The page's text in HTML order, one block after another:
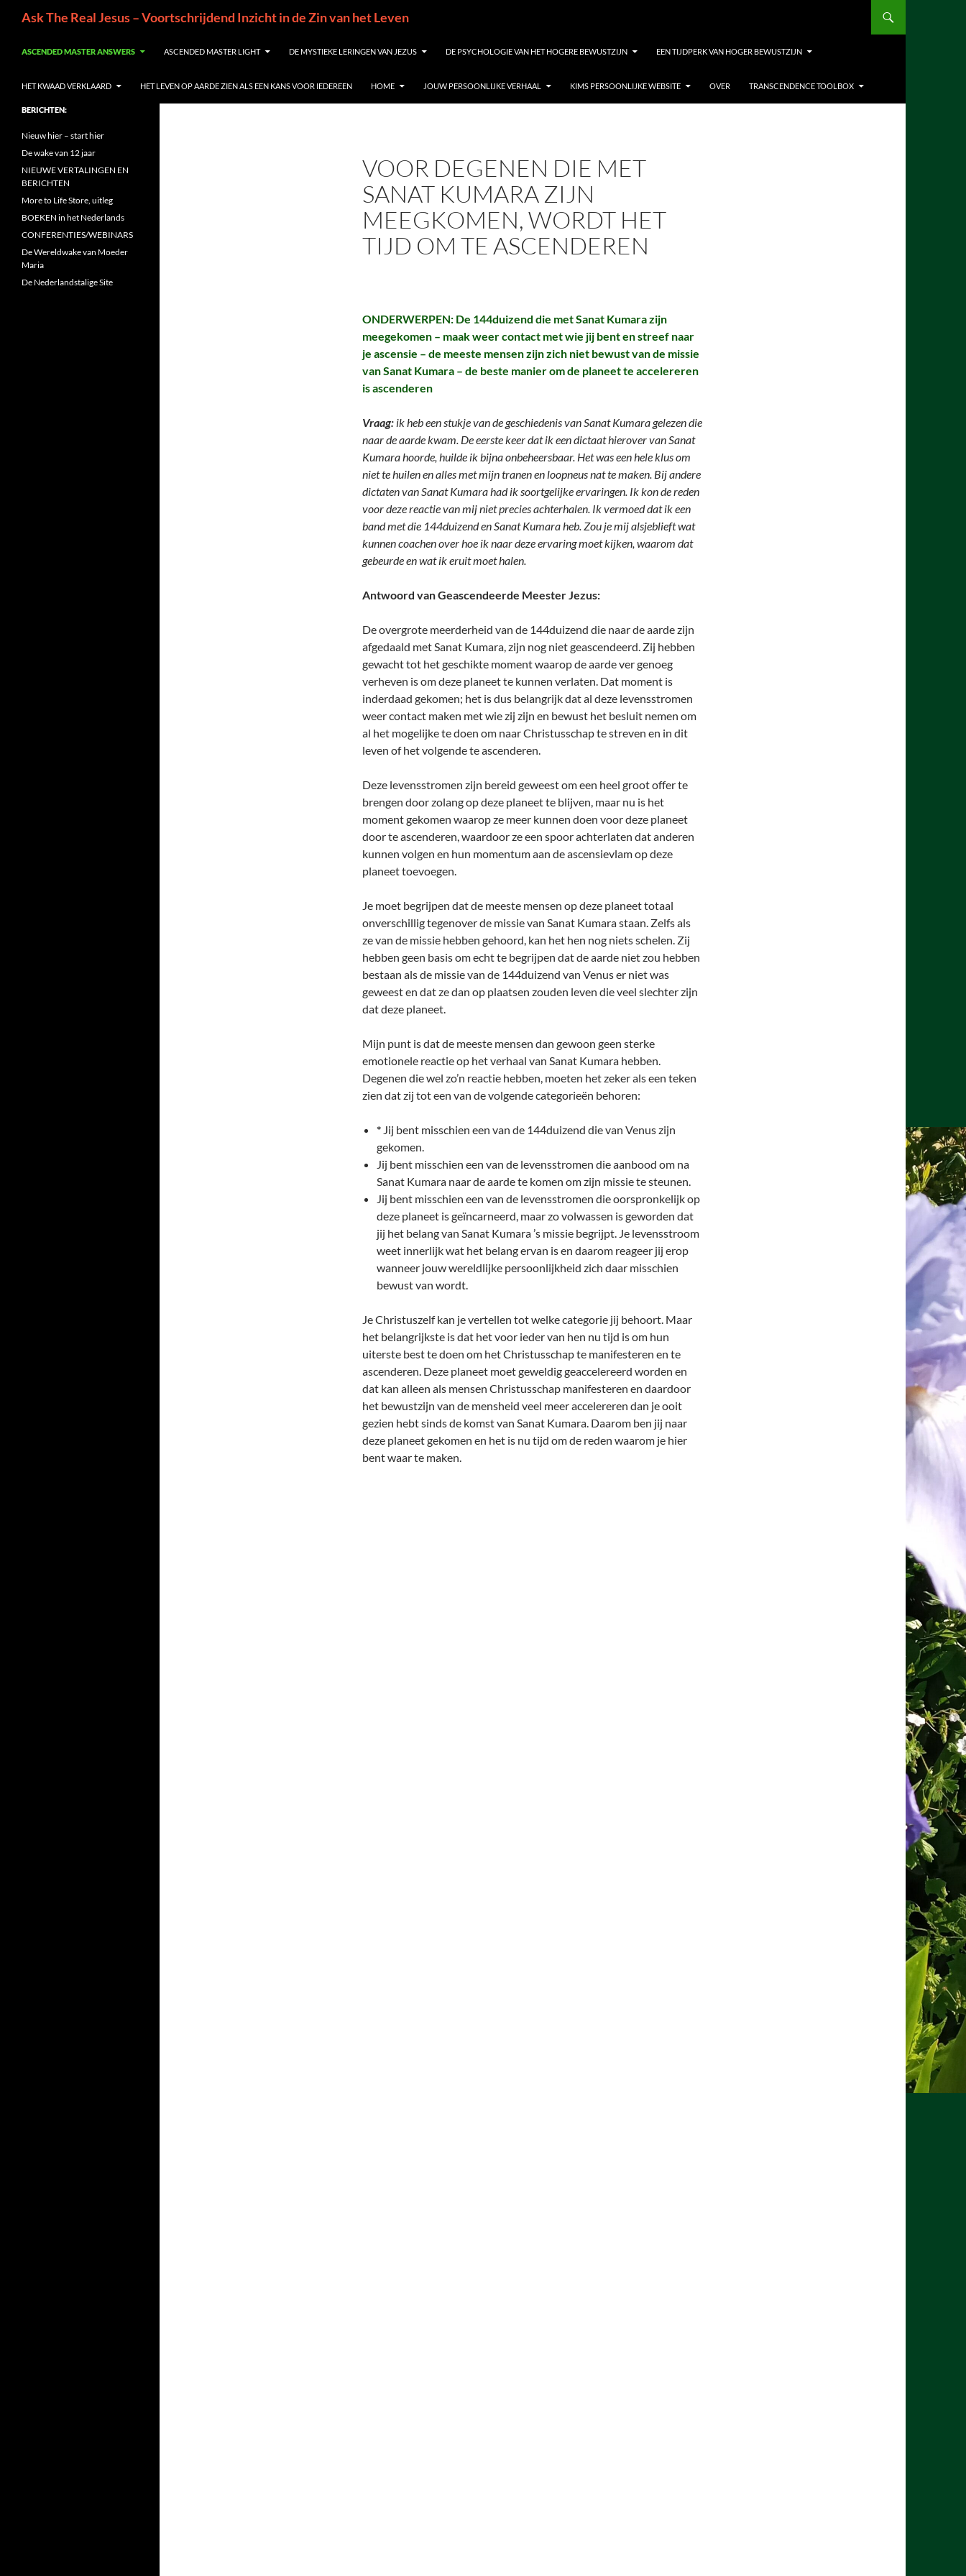
inhoud
Ask The Real Jesus – Voortschrijdend Inzicht in de Zin van het Leven
ASCENDED MASTER ANSWERS ASCENDED MASTER LIGHT DE MYSTIEKE LERINGEN VAN JEZUS DE PSYCHOLOGIE VAN HET HOGERE BEWUSTZIJN EEN TIJDPERK VAN HOGER BEWUSTZIJN
HET KWAAD VERKLAARD HET LEVEN OP AARDE ZIEN ALS EEN KANS VOOR IEDEREEN HOME JOUW PERSOONLIJKE VERHAAL KIMS PERSOONLIJKE WEBSITE OVER TRANSCENDENCE TOOLBOX
VOOR DEGENEN DIE MET
SANAT KUMARA ZIJN
MEEGKOMEN, WORDT HET
TIJD OM TE ASCENDEREN
ONDERWERPEN: De 144duizend die met Sanat Kumara zijn
meegekomen – maak weer contact met wie jij bent en streef naar
je ascensie – de meeste mensen zijn zich niet bewust van de missie
van Sanat Kumara – de beste manier om de planeet te accelereren
is ascenderen
Vraag: ik heb een stukje van de geschiedenis van Sanat Kumara gelezen die
naar de aarde kwam. De eerste keer dat ik een dictaat hierover van Sanat
Kumara hoorde, huilde ik bijna onbeheersbaar. Het was een hele klus om
niet te huilen en alles met mijn tranen en loopneus nat te maken. Bij andere
dictaten van Sanat Kumara had ik soortgelijke ervaringen. Ik kon de reden
voor deze reactie van mij nietpreciesachterhalen. Ik vermoed dat ik een
band met die 144duizend en Sanat Kumara heb. Zou je mij alsjeblieft wat
kunnen coachen over hoe ik naar deze ervaring moet kijken, waarom dat
gebeurde en wat ik eruit moet halen.
Antwoord van Geascendeerde Meester Jezus:
De overgrote meerderheid van de 144duizend die naar de aarde zijn
afgedaald met Sanat Kumara, zijn nog niet geascendeerd. Zij hebben
gewacht tot het geschikte moment waarop de aarde ver genoeg
verheven is om deze planeet te kunnen verlaten. Dat moment is
inderdaad gekomen; het is dus belangrijk dat al deze levensstromen
weer contact maken met wie zij zijn en bewust het besluit nemen om
al het mogelijke te doen om naar Christusschap te streven en in dit
leven of het volgende te ascenderen.
Deze levensstromen zijn bereid geweest om een heel groot offer te
brengen door zolang op deze planeet te blijven, maar nu is het
moment gekomen waarop ze meer kunnen doen voor deze planeet
door te ascenderen, waardoor ze een spoor achterlaten dat anderen
kunnen volgen en hun momentum aan de ascensievlam op deze
planeet toevoegen.
Je moet begrijpen dat de meeste mensen op deze planeet totaal
onverschillig tegenover de missie van Sanat Kumara staan. Zelfs als
ze van de missie hebben gehoord, kan het hen nog niets schelen. Zij
hebben geen basis om echt te begrijpen dat de aarde niet zou hebben
bestaan als de missie van de 144duizend van Venus er niet was
geweest en dat ze dan op plaatsen zouden leven die veel slechter zijn
dat deze planeet.
Mijn punt is dat de meeste mensen dan gewoon geen sterke
emotionele reactie op het verhaal van Sanat Kumara hebben.
Degenen die wel zo’n reactie hebben, moeten het zeker als een teken
zien dat zij tot een van de volgende categorieën behoren:
* Jij bent misschien een van de 144duizend die van Venus zijn
gekomen.
Jij bent misschien een van de levensstromen die aanbood om na
Sanat Kumara naar de aarde te komen om zijn missie te steunen.
Jij bent misschien een van de levensstromen die oorspronkelijk op
deze planeet is geïncarneerd, maar zo volwassen is geworden dat
jij het belang van Sanat Kumara ’s missie begrijpt. Je levensstroom
weet innerlijk wat het belang ervan is en daarom reageer jij erop
wanneer jouw wereldlijke persoonlijkheid zich daar misschien
bewust van wordt.
Je Christuszelf kan je vertellen tot welke categorie jij behoort. Maar
het belangrijkste is dat het voor ieder van hen nu tijd is om hun
uiterste best te doen om het Christusschap te manifesteren en te
ascenderen. Deze planeet moet geweldig geaccelereerd worden en
dat kan alleen als mensen Christusschap manifesteren en daardoor
het bewustzijn van de mensheid veel meer accelereren dan je ooit
gezien hebt sinds de komst van Sanat Kumara. Daarom ben jij naar
deze planeet gekomen en het is nu tijd om de reden waarom je hier
bent waar te maken.
BERICHTEN:
Nieuw hier – start hier
De wake van 12 jaar
NIEUWE VERTALINGEN EN
BERICHTEN
More to Life Store, uitleg
BOEKEN in het Nederlands
CONFERENTIES/WEBINARS
De Wereldwake van Moeder
Maria
De Nederlandstalige Site